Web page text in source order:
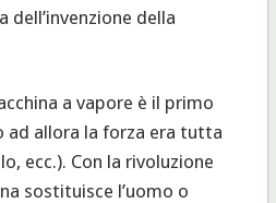
della
a vapore è il primo
ad allora la forza era tutta
ecc.). Con la rivoluzione
sostituisce l’uomo o